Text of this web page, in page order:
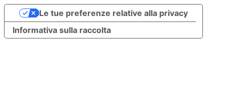
Informativa sulla raccolta
Le tue preferenze relative alla privacy